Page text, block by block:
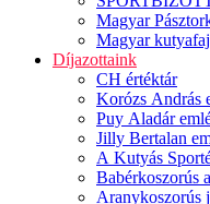
Magyar
Magyar
Díjazottaink
CH értéktár
Korózs András
Puy Aladár
Jilly Bertalan
A Kutyás
Babérkoszorús
Aranykoszorús